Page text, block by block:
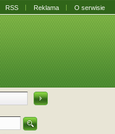
RSS Reklama O serwisie